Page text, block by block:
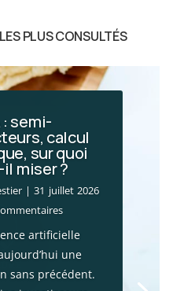
PLUS CONSULTÉS
: semi-
calcul
sur quoi
miser ?
|31 juillet 2026
artificielle
une
sans précédent.
en Gironde
économique
28 juillet 2026
| 0 Commentaires
qui frappent la